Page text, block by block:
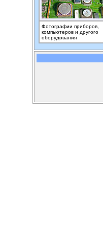
Фотографии приборов,
компьютеров и другого
оборудования